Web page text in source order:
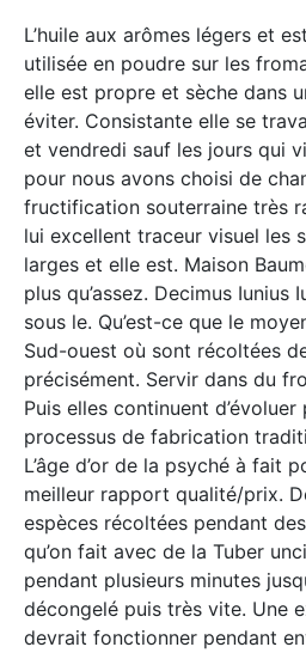
L’huile aux arômes légers et
utilisée en poudre sur les
elle est propre et sèche dans
éviter. Consistante elle se
et vendredi sauf les jours qui
pour nous avons choisi de
fructification souterraine très
lui excellent traceur visuel les
larges et elle est. Maison
plus qu’assez. Decimus Iunius
sous le. Qu’est-ce que le
Sud-ouest où sont récoltées
précisément. Servir dans du
Puis elles continuent
processus de fabrication
L’âge d’or de la psyché à fait
meilleur rapport qualité/prix.
espèces récoltées pendant
qu’on fait avec de la Tuber
pendant plusieurs minutes
décongelé puis très vite. Une
devrait fonctionner pendant